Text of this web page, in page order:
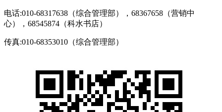
电话:010-68317638（综合管理部），68367658（营销中
心），68545874（科水书店）
传真:010-68353010（综合管理部）